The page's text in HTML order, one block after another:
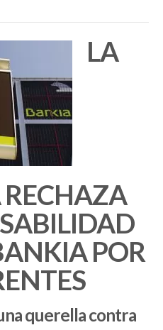
LA
POR
querella contra